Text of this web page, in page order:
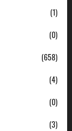
(1)
(0)
(658)
(4)
(0)
(3)